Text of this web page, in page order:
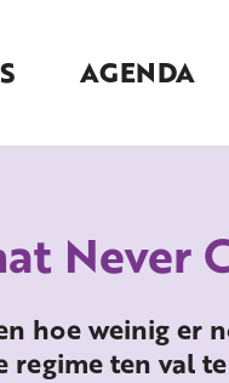
AGENDA
Never
hoe weinig er
regime ten val